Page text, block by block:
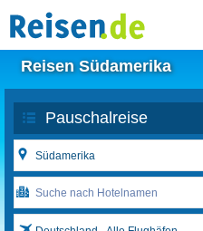
Reisen Südamerika